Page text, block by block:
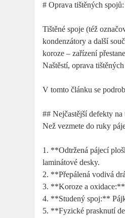
# Oprava tištěných
Tištěné spoje (též
kondenzátory a další
koroze – zařízení
Naštěstí, oprava
V tomto článku se
## Nejčastější defekty
Než vezmete do ruky
1. **Odtržená pájecí
laminátové desky.
2. **Přepálená vodivá
3. **Koroze a oxidace:**
4. **Studený spoj:**
5. **Fyzické prasknutí